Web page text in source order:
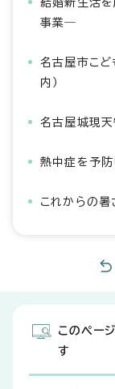
結婚新生活
事業―
名古屋市こど
内）
名古屋城現
熱中症を予防
これからの暑
このペー
す